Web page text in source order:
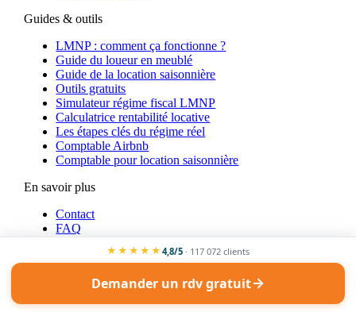
★★★★★ 4,8/5 · 117 072 clients
Demander un rdv gratuit
Guides & outils
LMNP : comment ça fonctionne ?
Guide du loueur en meublé
Guide de la location saisonnière
Outils gratuits
Simulateur régime fiscal LMNP
Calculatrice rentabilité locative
Les étapes clés du régime réel
Comptable Airbnb
Comptable pour location saisonnière
En savoir plus
Contact
FAQ
Recrutement
Mentions légales
Gestion des cookies